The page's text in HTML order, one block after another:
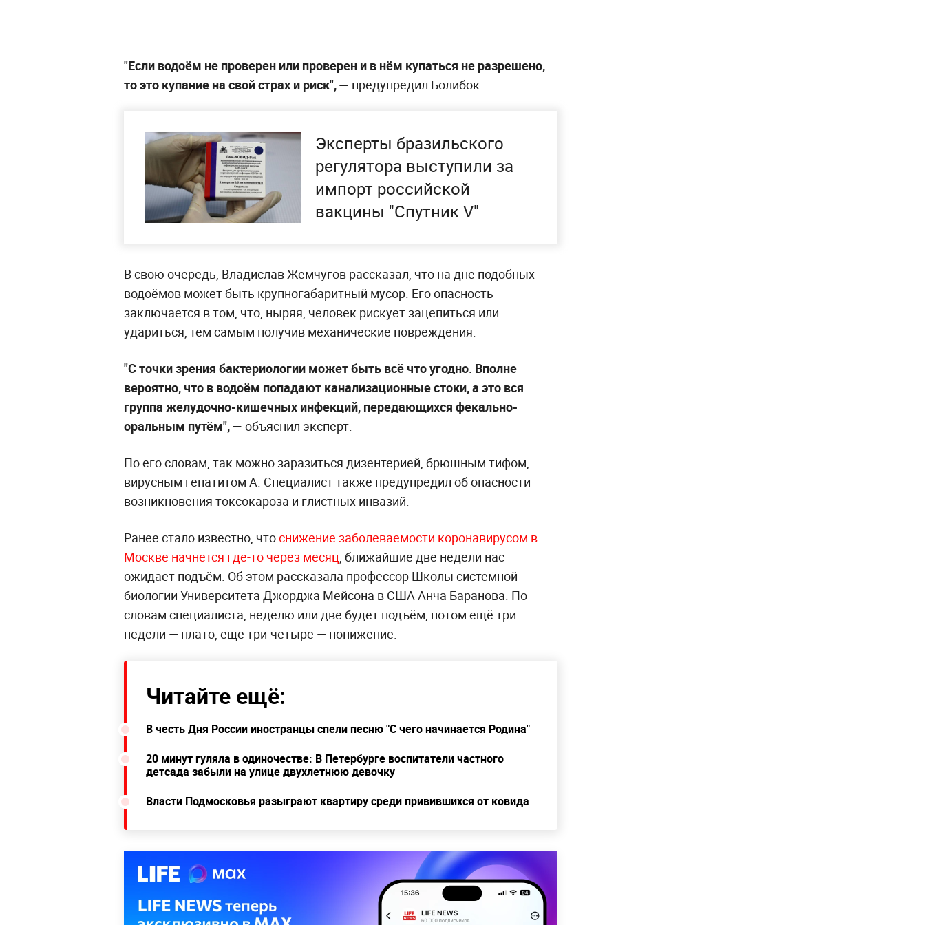
"Если водоём не проверен или проверен и в нём купаться не разрешено,
то это купание на свой страх и риск", — предупредил Болибок.
Эксперты бразильского
регулятора выступили за
импорт российской
вакцины "Спутник V"
В свою очередь, Владислав Жемчугов рассказал, что на дне подобных
водоёмов может быть крупногабаритный мусор. Его опасность
заключается в том, что, ныряя, человек рискует зацепиться или
удариться, тем самым получив механические повреждения.
"С точки зрения бактериологии может быть всё что угодно. Вполне
вероятно, что в водоём попадают канализационные стоки, а это вся
группа желудочно-кишечных инфекций, передающихся фекально-
оральным путём", — объяснил эксперт.
По его словам, так можно заразиться дизентерией, брюшным тифом,
вирусным гепатитом А. Специалист также предупредил об опасности
возникновения токсокароза и глистных инвазий.
Ранее стало известно, чтоснижение заболеваемости коронавирусом в
Москве начнётся где-то через месяц, ближайшие две недели нас
ожидает подъём. Об этом рассказала профессор Школы системной
биологии Университета Джорджа Мейсона в США Анча Баранова. По
словам специалиста, неделю или две будет подъём, потом ещё три
недели — плато, ещё три-четыре — понижение.
Читайте ещё:
В честь Дня России иностранцы спели песню "С чего начинается Родина"
20 минут гуляла в одиночестве: В Петербурге воспитатели частного
детсада забыли на улице двухлетнюю девочку
Власти Подмосковья разыграют квартиру среди привившихся от ковида